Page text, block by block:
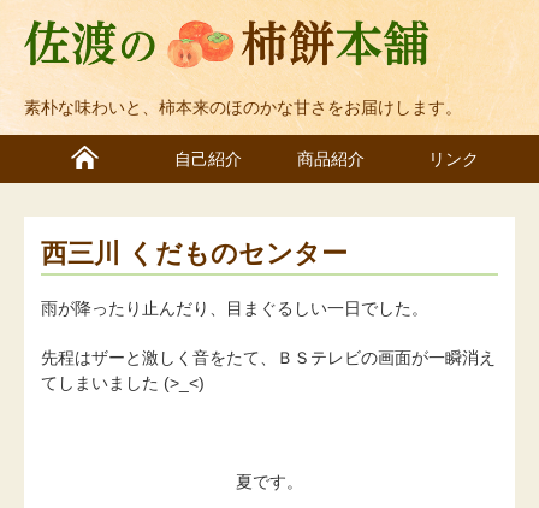
素朴な味わいと、柿本来のほのかな甘さをお届けします。
自己紹介 商品紹介 リンク
西三川 くだものセンター
雨が降ったり止んだり、目まぐるしい一日でした。
先程はザーと激しく音をたて、ＢＳテレビの画面が一瞬消え
てしまいました (>_<)
夏です。